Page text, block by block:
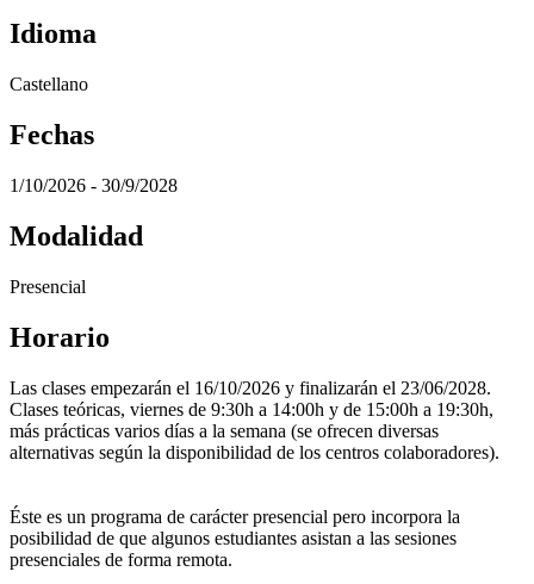
Idioma
Castellano
Fechas
1/10/2026 - 30/9/2028
Modalidad
Presencial
Horario
Las clases empezarán el 16/10/2026 y finalizarán el 23/06/2028.
Clases teóricas, viernes de 9:30h a 14:00h y de 15:00h a 19:30h,
más prácticas varios días a la semana (se ofrecen diversas
alternativas según la disponibilidad de los centros colaboradores).
Éste es un programa de carácter presencial pero incorpora la
posibilidad de que algunos estudiantes asistan a las sesiones
presenciales de forma remota.